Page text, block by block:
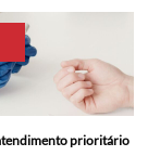
prioritário